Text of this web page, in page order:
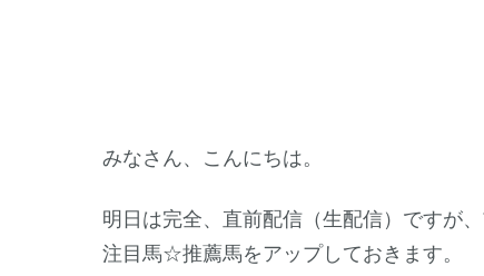
みなさん、こんにちは。
明日は完全、直前配信（生配信）ですが
注目馬☆推薦馬をアップしておきます。